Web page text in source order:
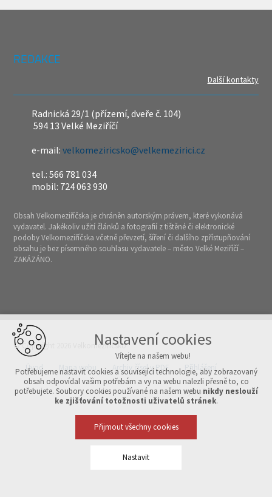
REDAKCE
Další kontakty
Radnická 29/1 (přízemí, dveře č. 104)
594 13 Velké Meziříčí
e-mail:velkomeziricsko@velkemezirici.cz
tel.: 566 781 034
mobil: 724 063 930
Obsah Velkomeziříčska je chráněn autorským právem, které vykonává
vydavatel. Jakékoliv užití článků a fotografií z tištěné či elektronické
podoby Velkomeziříčska včetně převzetí, šíření či dalšího zpřístupňování
obsahu je bez písemného souhlasu vydavatele – město Velké Meziříčí –
ZAKÁZÁNO.
© Copyright 2026 Velkomeziříčsko
Úvod Mapa webu Archiv čísel v PDF Přihlášení
Vytvořeno v xart.cz
Nastavení cookies
Vítejte na našem webu!
Potřebujeme nastavit cookies a související technologie, aby zobrazovaný
obsah odpovídal vašim potřebám a vy na webu nalezli přesně to, co
potřebujete. Soubory cookies používané na našem webu nikdy neslouží
ke zjišťování totožnosti uživatelů stránek.
Přijmout všechny cookies
Nastavit